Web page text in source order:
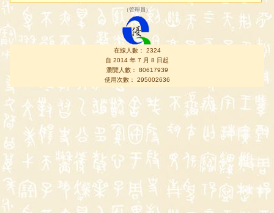
（管理員 ）
在線人數： 2324
自 2014 年 7 月 8 日起
瀏覽人數： 80617939
使用次數： 295002636